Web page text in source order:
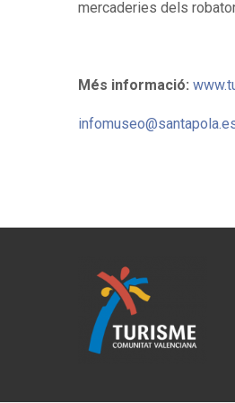
mercaderies dels
Més informació: